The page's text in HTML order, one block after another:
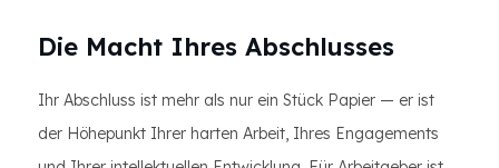
Die Macht Ihres Abschlusses
Ihr Abschluss ist mehr als nur ein Stück Papier — er ist
der Höhepunkt Ihrer harten Arbeit, Ihres Engagements